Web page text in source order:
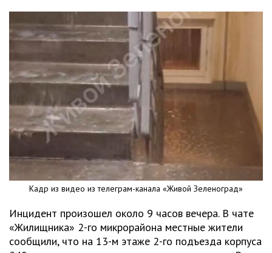
Кадр из видео из телеграм-канала «Живой Зеленоград»
Инцидент произошел около 9 часов вечера. В чате
«Жилищника» 2-го микрорайона местные жители
сообщили, что на 13-м этаже 2-го подъезда корпуса